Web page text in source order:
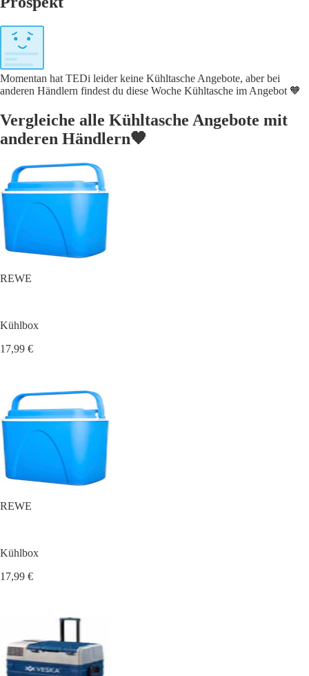
Momentan hat TEDi leider keine Kühltasche Angebote, aber bei
anderen Händlern findest du diese Woche Kühltasche im Angebot 🧡
Vergleiche alle Kühltasche Angebote mit
anderen Händlern🧡
REWE
Kühlbox
17,99 €
REWE
Kühlbox
17,99 €